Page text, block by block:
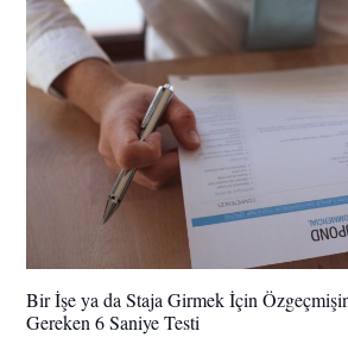
Bir İşe ya da Staja Girmek İçin
Gereken 6 Saniye Testi